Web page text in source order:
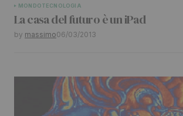
Il tuo indirizzo email non sarà
campi obbligatori sono
MONDOTECNOLOGIA
La casa del futuro è un iPad
by massimo06/03/2013